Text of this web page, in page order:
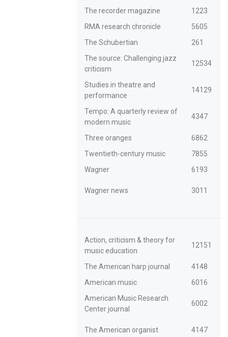
The recorder magazine
1223
RMA research chronicle
5605
The Schubertian
261
The source: Challenging jazz
criticism
12534
Studies in theatre and
performance
14129
Tempo: A quarterly review of
modern music
4347
Three oranges
6862
Twentieth-century music
7855
Wagner
6193
Wagner news 3011
Action, criticism & theory for
music education
12151
The American harp journal
4148
American music
6016
American Music Research
Center journal
6002
The American organist 4147